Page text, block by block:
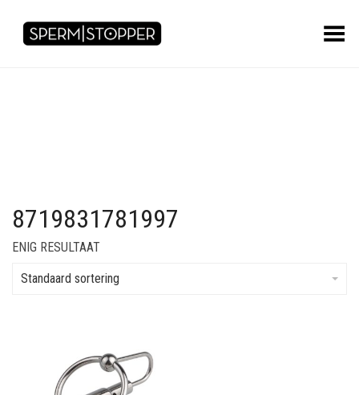
Toggle Menu
8719831781997
ENIG RESULTAAT
Standaard sortering